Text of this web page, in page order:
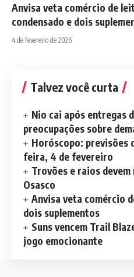
Anvisa veta comércio de
condensado e dois
4 de fevereiro de 2026
Talvez você curta
Nio cai após entregas
preocupações sobre
Horóscopo: previsões
feira, 4 de fevereiro
Trovões e raios
Osasco
Anvisa veta comércio
dois suplementos
Suns vencem Trail
jogo emocionante